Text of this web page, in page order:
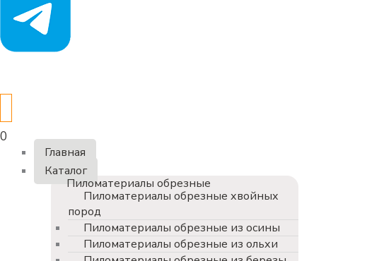
0
Главная
Каталог
Пиломатериалы обрезные
Пиломатериалы обрезные хвойных
пород
Пиломатериалы обрезные из осины
Пиломатериалы обрезные из ольхи